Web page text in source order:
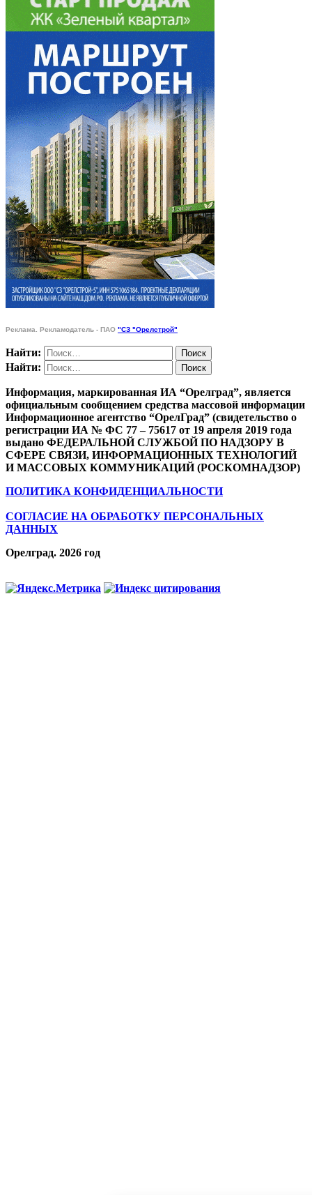
Реклама. Рекламодатель - ПАО "СЗ "Орелстрой"
Найти:
Найти:
Информация, маркированная ИА “Орелград”, является
официальным сообщением средства массовой информации
Информационное агентство “ОрелГрад” (свидетельство о
регистрации ИА № ФС 77 – 75617 от 19 апреля 2019 года
выдано ФЕДЕРАЛЬНОЙ СЛУЖБОЙ ПО НАДЗОРУ В
СФЕРЕ СВЯЗИ, ИНФОРМАЦИОННЫХ ТЕХНОЛОГИЙ
И МАССОВЫХ КОММУНИКАЦИЙ (РОСКОМНАДЗОР)
ПОЛИТИКА КОНФИДЕНЦИАЛЬНОСТИ
СОГЛАСИЕ НА ОБРАБОТКУ ПЕРСОНАЛЬНЫХ
ДАННЫХ
Орелград. 2026 год